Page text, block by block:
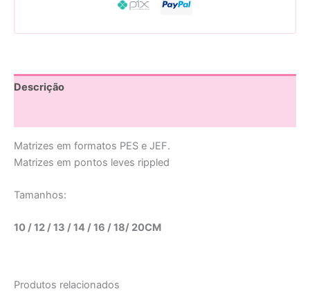
Descrição
Matrizes em formatos PES e JEF.
Matrizes em pontos leves rippled
Tamanhos:
10 / 12 / 13 / 14 / 16 / 18/ 20CM
Produtos relacionados